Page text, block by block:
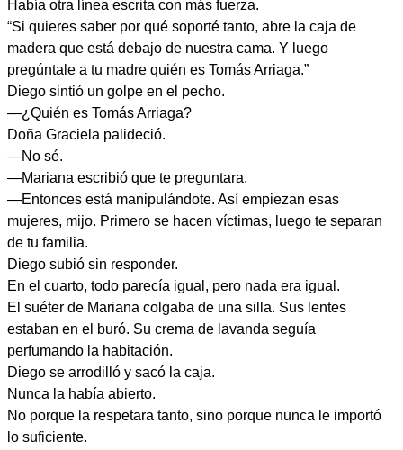
Había otra línea escrita con más fuerza.
“Si quieres saber por qué soporté tanto, abre la caja de
madera que está debajo de nuestra cama. Y luego
pregúntale a tu madre quién es Tomás Arriaga.”
Diego sintió un golpe en el pecho.
—¿Quién es Tomás Arriaga?
Doña Graciela palideció.
—No sé.
—Mariana escribió que te preguntara.
—Entonces está manipulándote. Así empiezan esas
mujeres, mijo. Primero se hacen víctimas, luego te separan
de tu familia.
Diego subió sin responder.
En el cuarto, todo parecía igual, pero nada era igual.
El suéter de Mariana colgaba de una silla. Sus lentes
estaban en el buró. Su crema de lavanda seguía
perfumando la habitación.
Diego se arrodilló y sacó la caja.
Nunca la había abierto.
No porque la respetara tanto, sino porque nunca le importó
lo suficiente.